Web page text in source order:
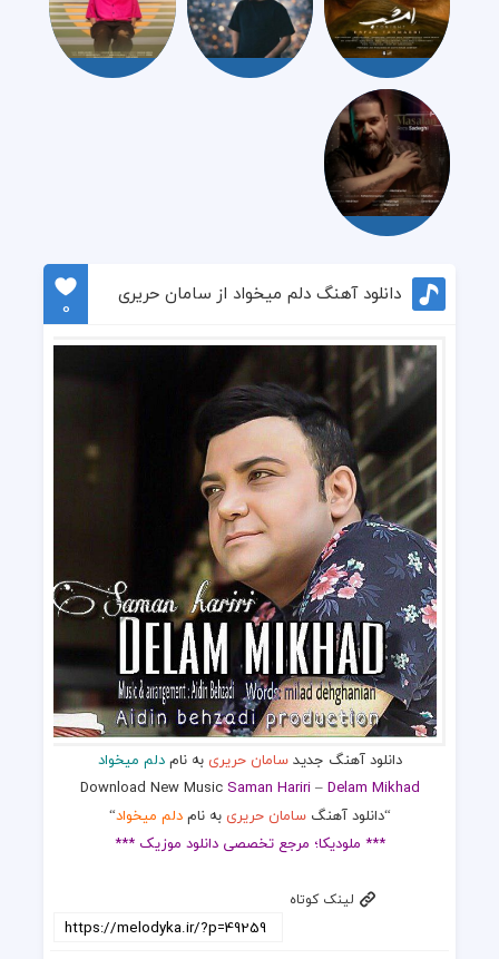
دانلود آهنگ دلم میخواد از سامان حریری
0
دانلود آهنگ جدیدسامان حریری به نامدلم میخواد
Download New MusicSaman Hariri–Delam Mikhad
“دانلود آهنگ سامان حریری به نامدلم میخواد“
*** ملودیکا؛ مرجع تخصصی دانلود موزیک ***
لینک کوتاه